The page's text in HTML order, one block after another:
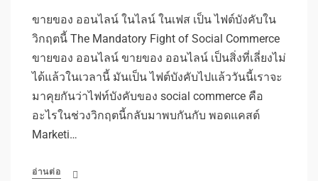
ขายของ ออนไลน์ ในไลน์ ในเฟส เป็น ไฟต์บังคับใน
วิกฤตนี้ The Mandatory Fight of Social Commerce
ขายของ ออนไลน์ ขายของ ออนไลน์ เป็นสิ่งที่เลี่ยงไม่
ได้แล้วในเวลานี้ มันเป็น ไฟต์บังคับไปแล้ววันนี้เราจะ
มาคุยกันว่าไฟท์บังคับของ social commerce คือ
อะไรในช่วงวิกฤตนี้กลับมาพบกันกับ พอดแคสต์
Marketi…
อ่านต่อ